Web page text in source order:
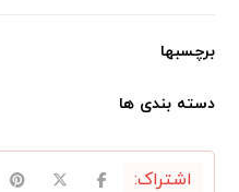
برچسبها
دسته بندی ها